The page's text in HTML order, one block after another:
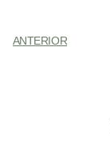
ANTERIOR